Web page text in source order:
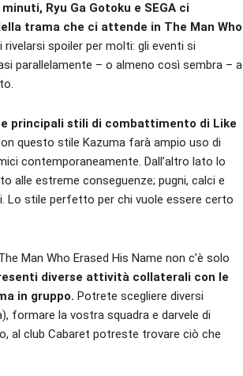
Ryu Ga Gotoku e SEGA ci
trama che ci attende in The Man Who
spoiler per molti: gli eventi si
parallelamente – o almeno così sembra – a
principali stili di combattimento di Like
questo stile Kazuma farà ampio uso di
contemporaneamente. Dall’altro lato lo
alle estreme conseguenze; pugni, calci e
Lo stile perfetto per chi vuole essere certo
Man Who Erased His Name non c’è solo
diverse attività collaterali con le
in gruppo. Potrete scegliere diversi
formare la vostra squadra e darvele di
al club Cabaret potreste trovare ciò che